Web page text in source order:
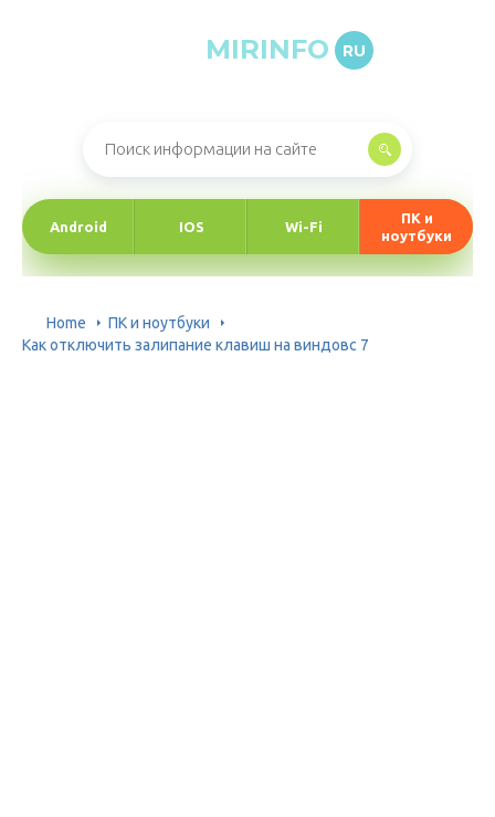
MIRINFO RU
Android IOS Wi-Fi
ПК и
ноутбуки
Home
ПК и ноутбуки
Как отключить залипание клавиш на виндовс 7